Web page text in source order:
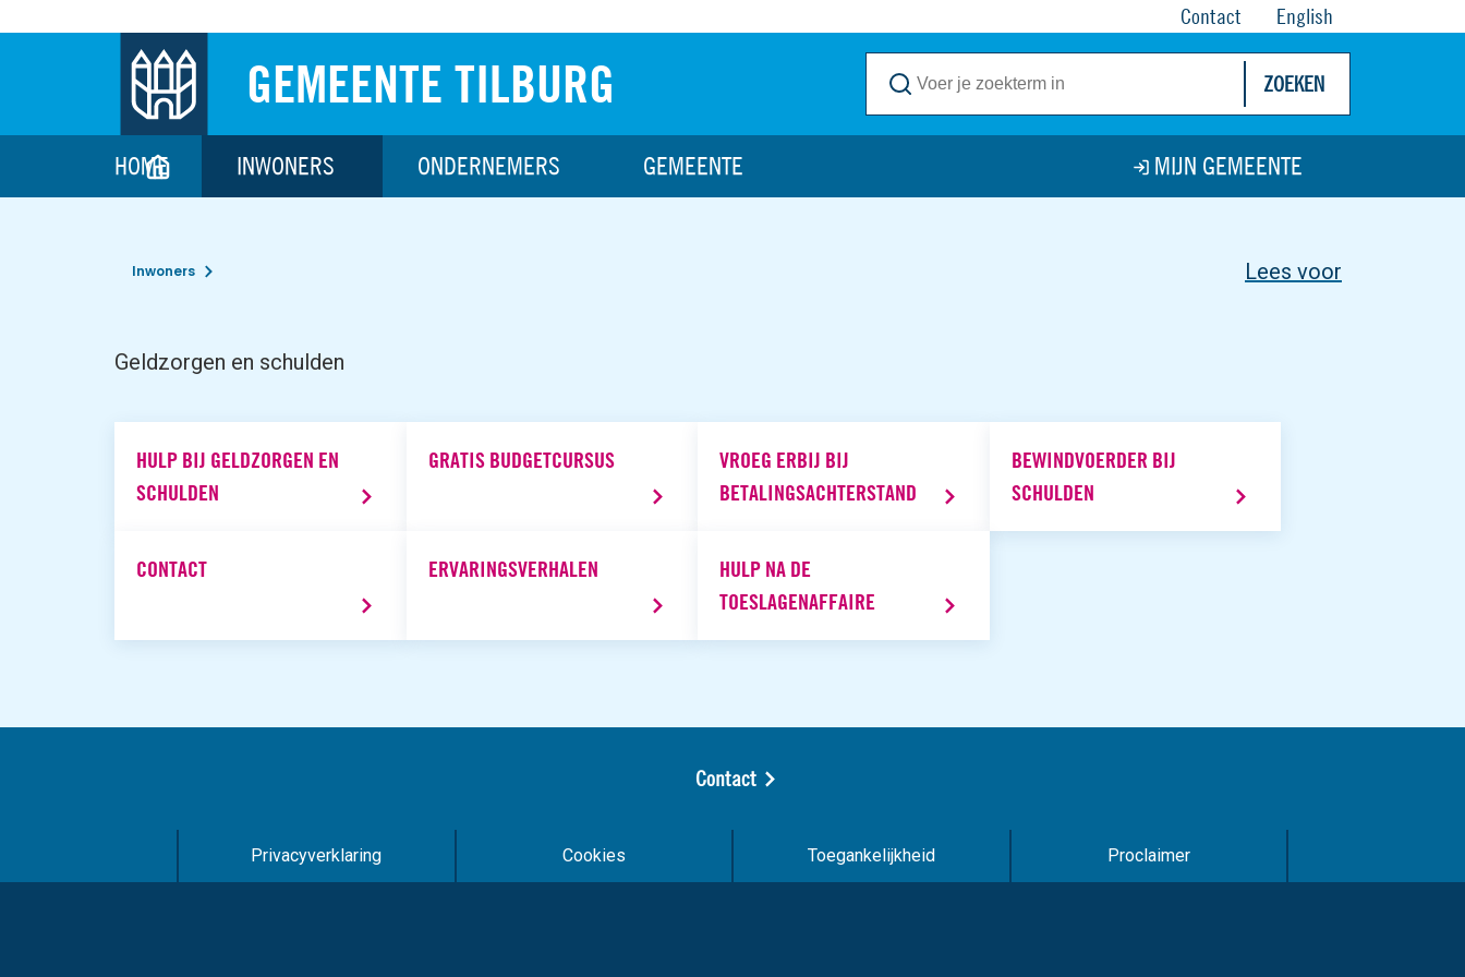
GEMEENTE TILBURG ZOEKEN
HOME INWONERS ONDERNEMERS GEMEENTE MIJN GEMEENTE
Contact English
Inwoners Lees voor
Geldzorgen en schulden
HULP BIJ GELDZORGEN EN
SCHULDEN
GRATIS BUDGETCURSUS
VROEG ERBIJ BIJ
BETALINGSACHTERSTAND
BEWINDVOERDER BIJ
SCHULDEN
CONTACT ERVARINGSVERHALEN
HULP NA DE
TOESLAGENAFFAIRE
Contact
Privacyverklaring Cookies Toegankelijkheid Proclaimer